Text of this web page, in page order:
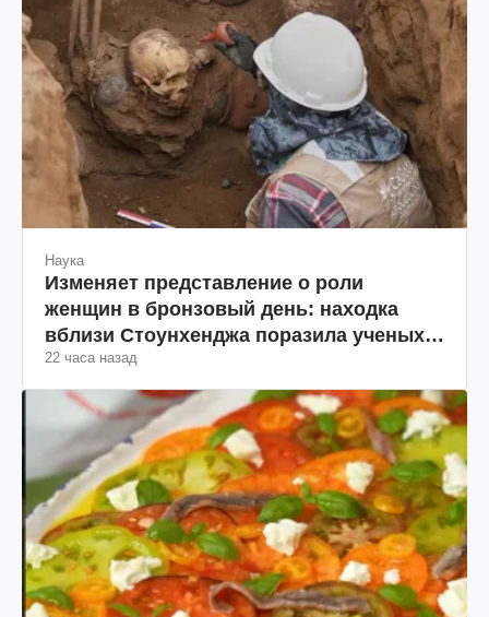
Наука
Изменяет представление о роли
женщин в бронзовый день: находка
вблизи Стоунхенджа поразила ученых
(фото)
22 часа назад